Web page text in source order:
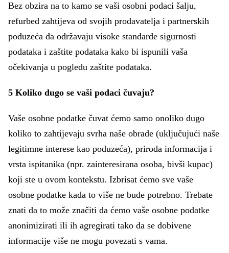
Bez obzira na to kamo se vaši osobni podaci šalju,
refurbed zahtijeva od svojih prodavatelja i partnerskih
poduzeća da održavaju visoke standarde sigurnosti
podataka i zaštite podataka kako bi ispunili vaša
očekivanja u pogledu zaštite podataka.
5 Koliko dugo se vaši podaci čuvaju?
Vaše osobne podatke čuvat ćemo samo onoliko dugo
koliko to zahtijevaju svrha naše obrade (uključujući naše
legitimne interese kao poduzeća), priroda informacija i
vrsta ispitanika (npr. zainteresirana osoba, bivši kupac)
koji ste u ovom kontekstu. Izbrisat ćemo sve vaše
osobne podatke kada to više ne bude potrebno. Trebate
znati da to može značiti da ćemo vaše osobne podatke
anonimizirati ili ih agregirati tako da se dobivene
informacije više ne mogu povezati s vama.